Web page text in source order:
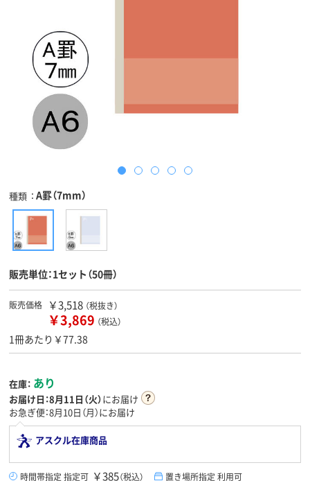
種類 A罫（7mm）
販売単位：1セット（50冊）
販売価格 ￥3,518 （税抜き）
￥3,869 （税込）
1冊あたり￥77.38
在庫： あり
お届け日：8月11日（火）にお届け
お急ぎ便：8月10日（月）にお届け
アスクル在庫商品
時間帯指定 指定可 ￥385（税込） 置き場所指定 利用可